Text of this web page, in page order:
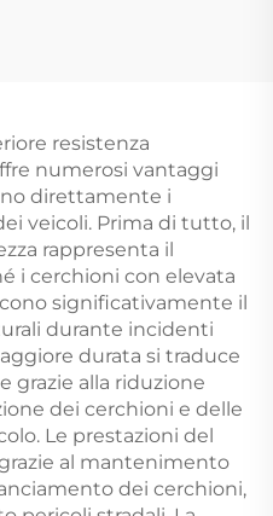
resistenza
numerosi vantaggi
direttamente i
veicoli. Prima di tutto, il
rappresenta il
i cerchioni con elevata
significativamente il
durante incidenti
durata si traduce
grazie alla riduzione
dei cerchioni e delle
Le prestazioni del
al mantenimento
dei cerchioni,